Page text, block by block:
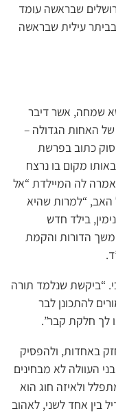
שבראשה עומד
עילית שבראשה
שמחה, אשר דיבר
האחות הגדולה –
כתוב בפרשת
מקום בו נרצח
אמרה לה המיילדת “אל
האב, “למרות שהיא
בילד חדש
הדורות והקמת
“ביקשת שנלמד תורה
להתכונן לבר
לך חלקת קבר”.
באחדות, ולהפסיק
העוולה לא מבחינים
ולאיזה חוג הוא
בין אחד לשני, לאהוב